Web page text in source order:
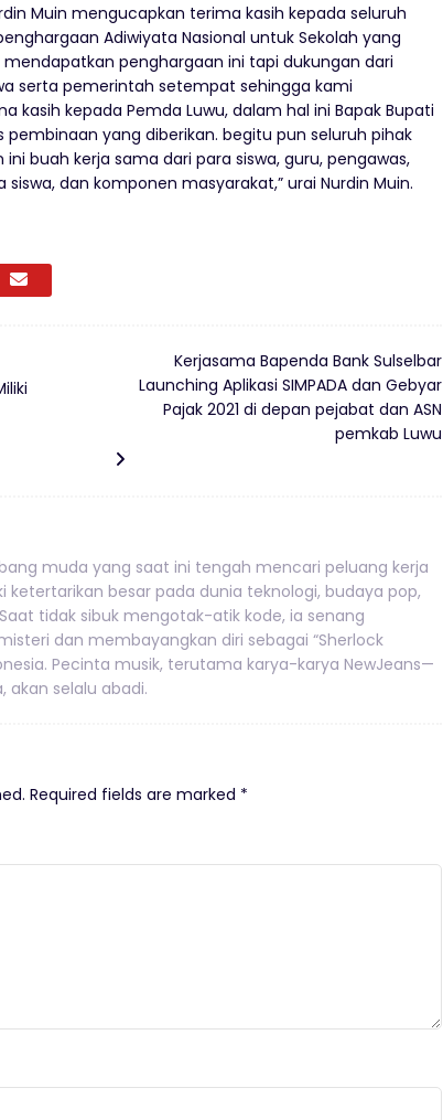
Muin mengucapkan terima kasih kepada seluruh
Adiwiyata Nasional untuk Sekolah yang
penghargaan ini tapi dukungan dari
serta pemerintah setempat sehingga kami
kasih kepada Pemda Luwu, dalam hal ini Bapak Bupati
pembinaan yang diberikan. begitu pun seluruh pihak
buah kerja sama dari para siswa, guru, pengawas,
dan komponen masyarakat,” urai Nurdin Muin.
Kerjasama Bapenda Bank Sulselbar
Launching Aplikasi SIMPADA dan Gebyar
Pajak 2021 di depan pejabat dan ASN
pemkab Luwu
muda yang saat ini tengah mencari peluang kerja
ketertarikan besar pada dunia teknologi, budaya pop,
tidak sibuk mengotak-atik kode, ia senang
dan membayangkan diri sebagai “Sherlock
Pecinta musik, terutama karya-karya NewJeans—
akan selalu abadi.
Required fields are marked *